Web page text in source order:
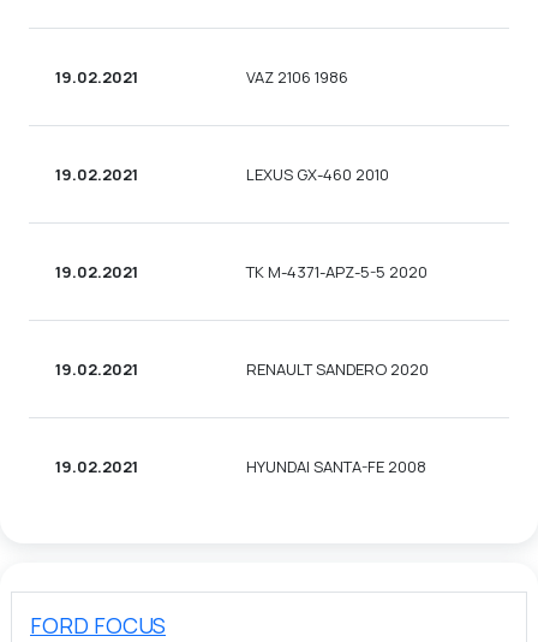
19.02.2021 VAZ 2106 1986
19.02.2021 LEXUS GX-460 2010
19.02.2021 TK M-4371-APZ-5-5 2020
19.02.2021 RENAULT SANDERO 2020
19.02.2021 HYUNDAI SANTA-FE 2008
FORD FOCUS